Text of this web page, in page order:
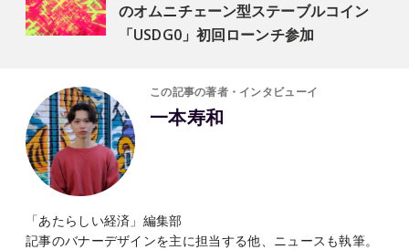
のオムニチェーン型ステーブルコイン
「USDG0」初回ローンチ参加
この記事の著者・インタビューイ
一本寿和
「あたらしい経済」編集部
記事のバナーデザインを主に担当する他、ニュースも執筆。